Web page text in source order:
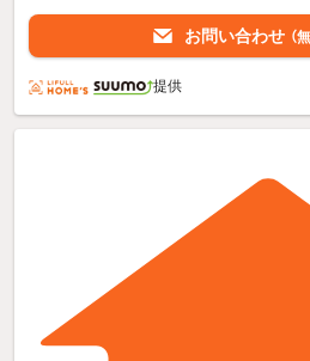
お問い合わせ （
提供